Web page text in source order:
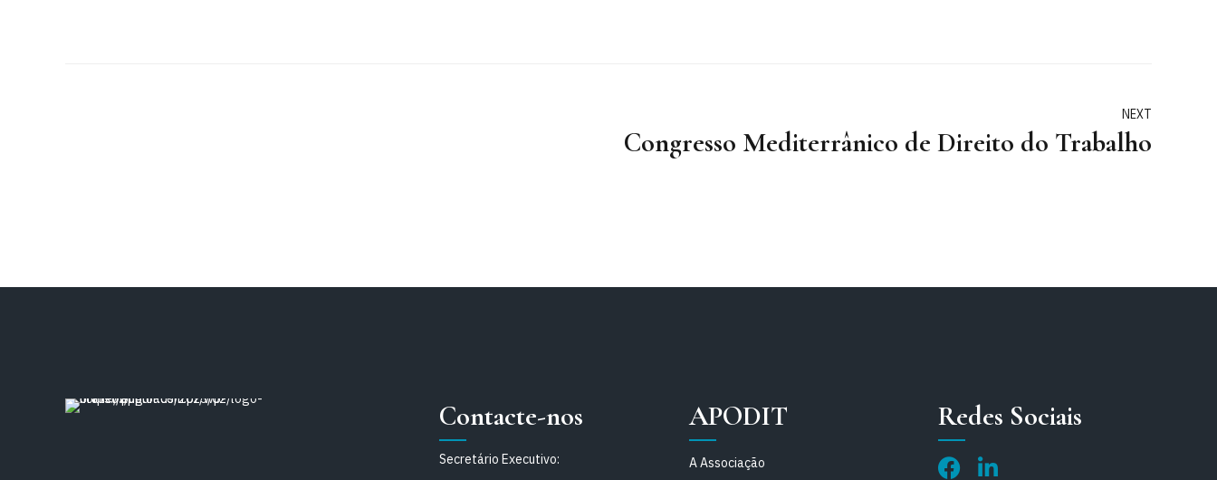
NEXT
Congresso Mediterrânico de Direito do Trabalho
Contacte-nos
Secretário Executivo:
APODIT
A Associação
Redes Sociais